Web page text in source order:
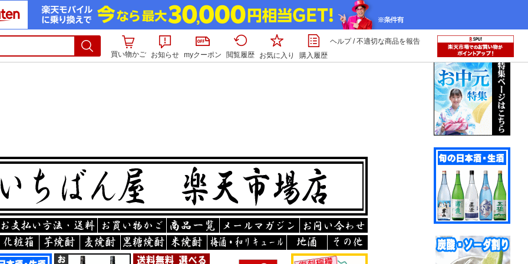
買い物かご お知らせ myクーポン 閲覧履歴 お気に入り 購入履歴
ヘルプ/不適切な商品を報告